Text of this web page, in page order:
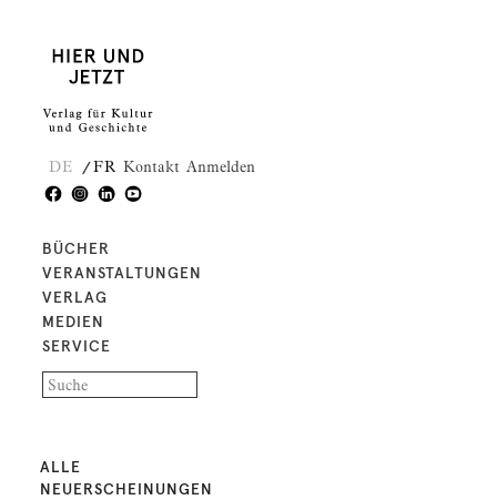
DE FR Kontakt Anmelden
BÜCHER
VERANSTALTUNGEN
VERLAG
MEDIEN
SERVICE
ALLE
NEUERSCHEINUNGEN